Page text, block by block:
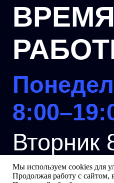
ВРЕМЯ
Вторник
19:00
Создание и
Мы используем cookies для
Продолжая работу с сайтом,